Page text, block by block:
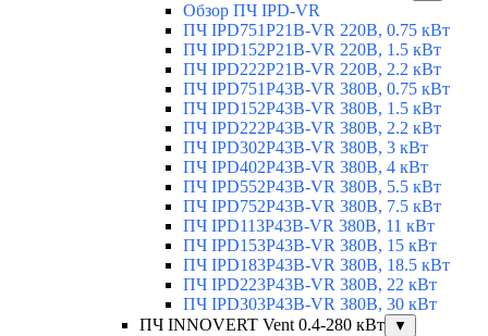
Обзор ПЧ IPD-VR
ПЧ IPD751P21B-VR 220В, 0.75 кВт
ПЧ IPD152P21B-VR 220В, 1.5 кВт
ПЧ IPD222P21B-VR 220В, 2.2 кВт
ПЧ IPD751P43B-VR 380В, 0.75 кВт
ПЧ IPD152P43B-VR 380В, 1.5 кВт
ПЧ IPD222P43B-VR 380В, 2.2 кВт
ПЧ IPD302P43B-VR 380В, 3 кВт
ПЧ IPD402P43B-VR 380В, 4 кВт
ПЧ IPD552P43B-VR 380В, 5.5 кВт
ПЧ IPD752P43B-VR 380В, 7.5 кВт
ПЧ IPD113P43B-VR 380В, 11 кВт
ПЧ IPD153P43B-VR 380В, 15 кВт
ПЧ IPD183P43B-VR 380В, 18.5 кВт
ПЧ IPD223P43B-VR 380В, 22 кВт
ПЧ IPD303P43B-VR 380В, 30 кВт
ПЧ INNOVERT Vent 0.4-280 кВт
▼